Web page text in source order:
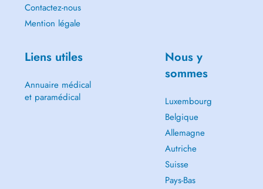
Contactez-nous
Mention légale
Liens utiles
Annuaire médical
et paramédical
Nous y
sommes
Luxembourg
Belgique
Allemagne
Autriche
Suisse
Pays-Bas